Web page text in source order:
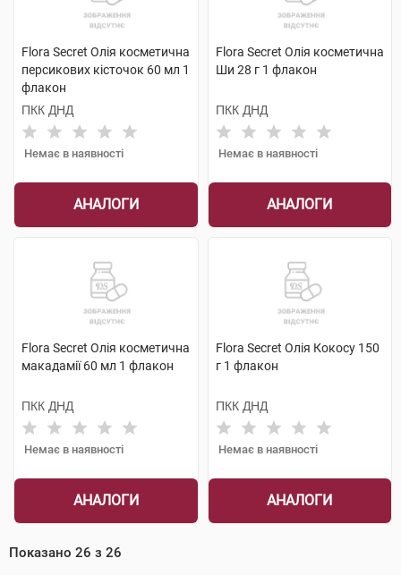
Flora Secret Олія косметична
персикових кісточок 60 мл 1
флакон
ПКК ДНД
Немає в наявності
АНАЛОГИ
Flora Secret Олія косметична
Ши 28 г 1 флакон
ПКК ДНД
Немає в наявності
АНАЛОГИ
Flora Secret Олія косметична
макадамії 60 мл 1 флакон
ПКК ДНД
Немає в наявності
АНАЛОГИ
Flora Secret Олія Кокосу 150
г 1 флакон
ПКК ДНД
Немає в наявності
АНАЛОГИ
Показано 26 з 26